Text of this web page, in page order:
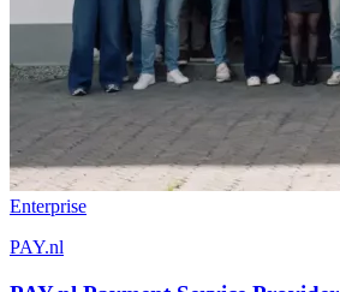
Enterprise
PAY.nl